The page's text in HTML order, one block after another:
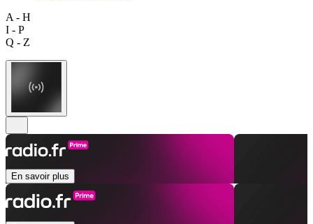
A - H
I - P
Q - Z
En savoir plus